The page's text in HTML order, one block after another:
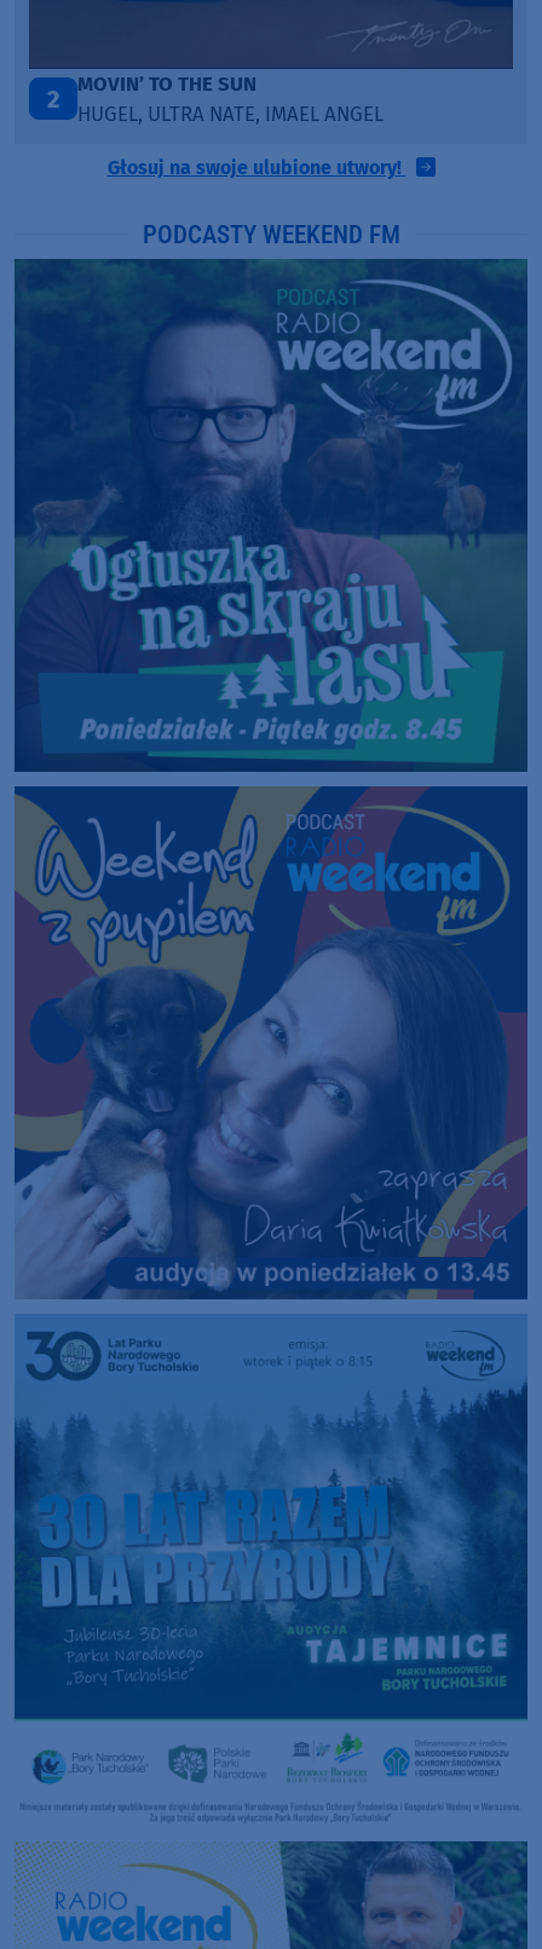
3
TAŃCZ!
BLETKA
Głosuj na swoje ulubione utwory!
PODCASTY WEEKEND FM